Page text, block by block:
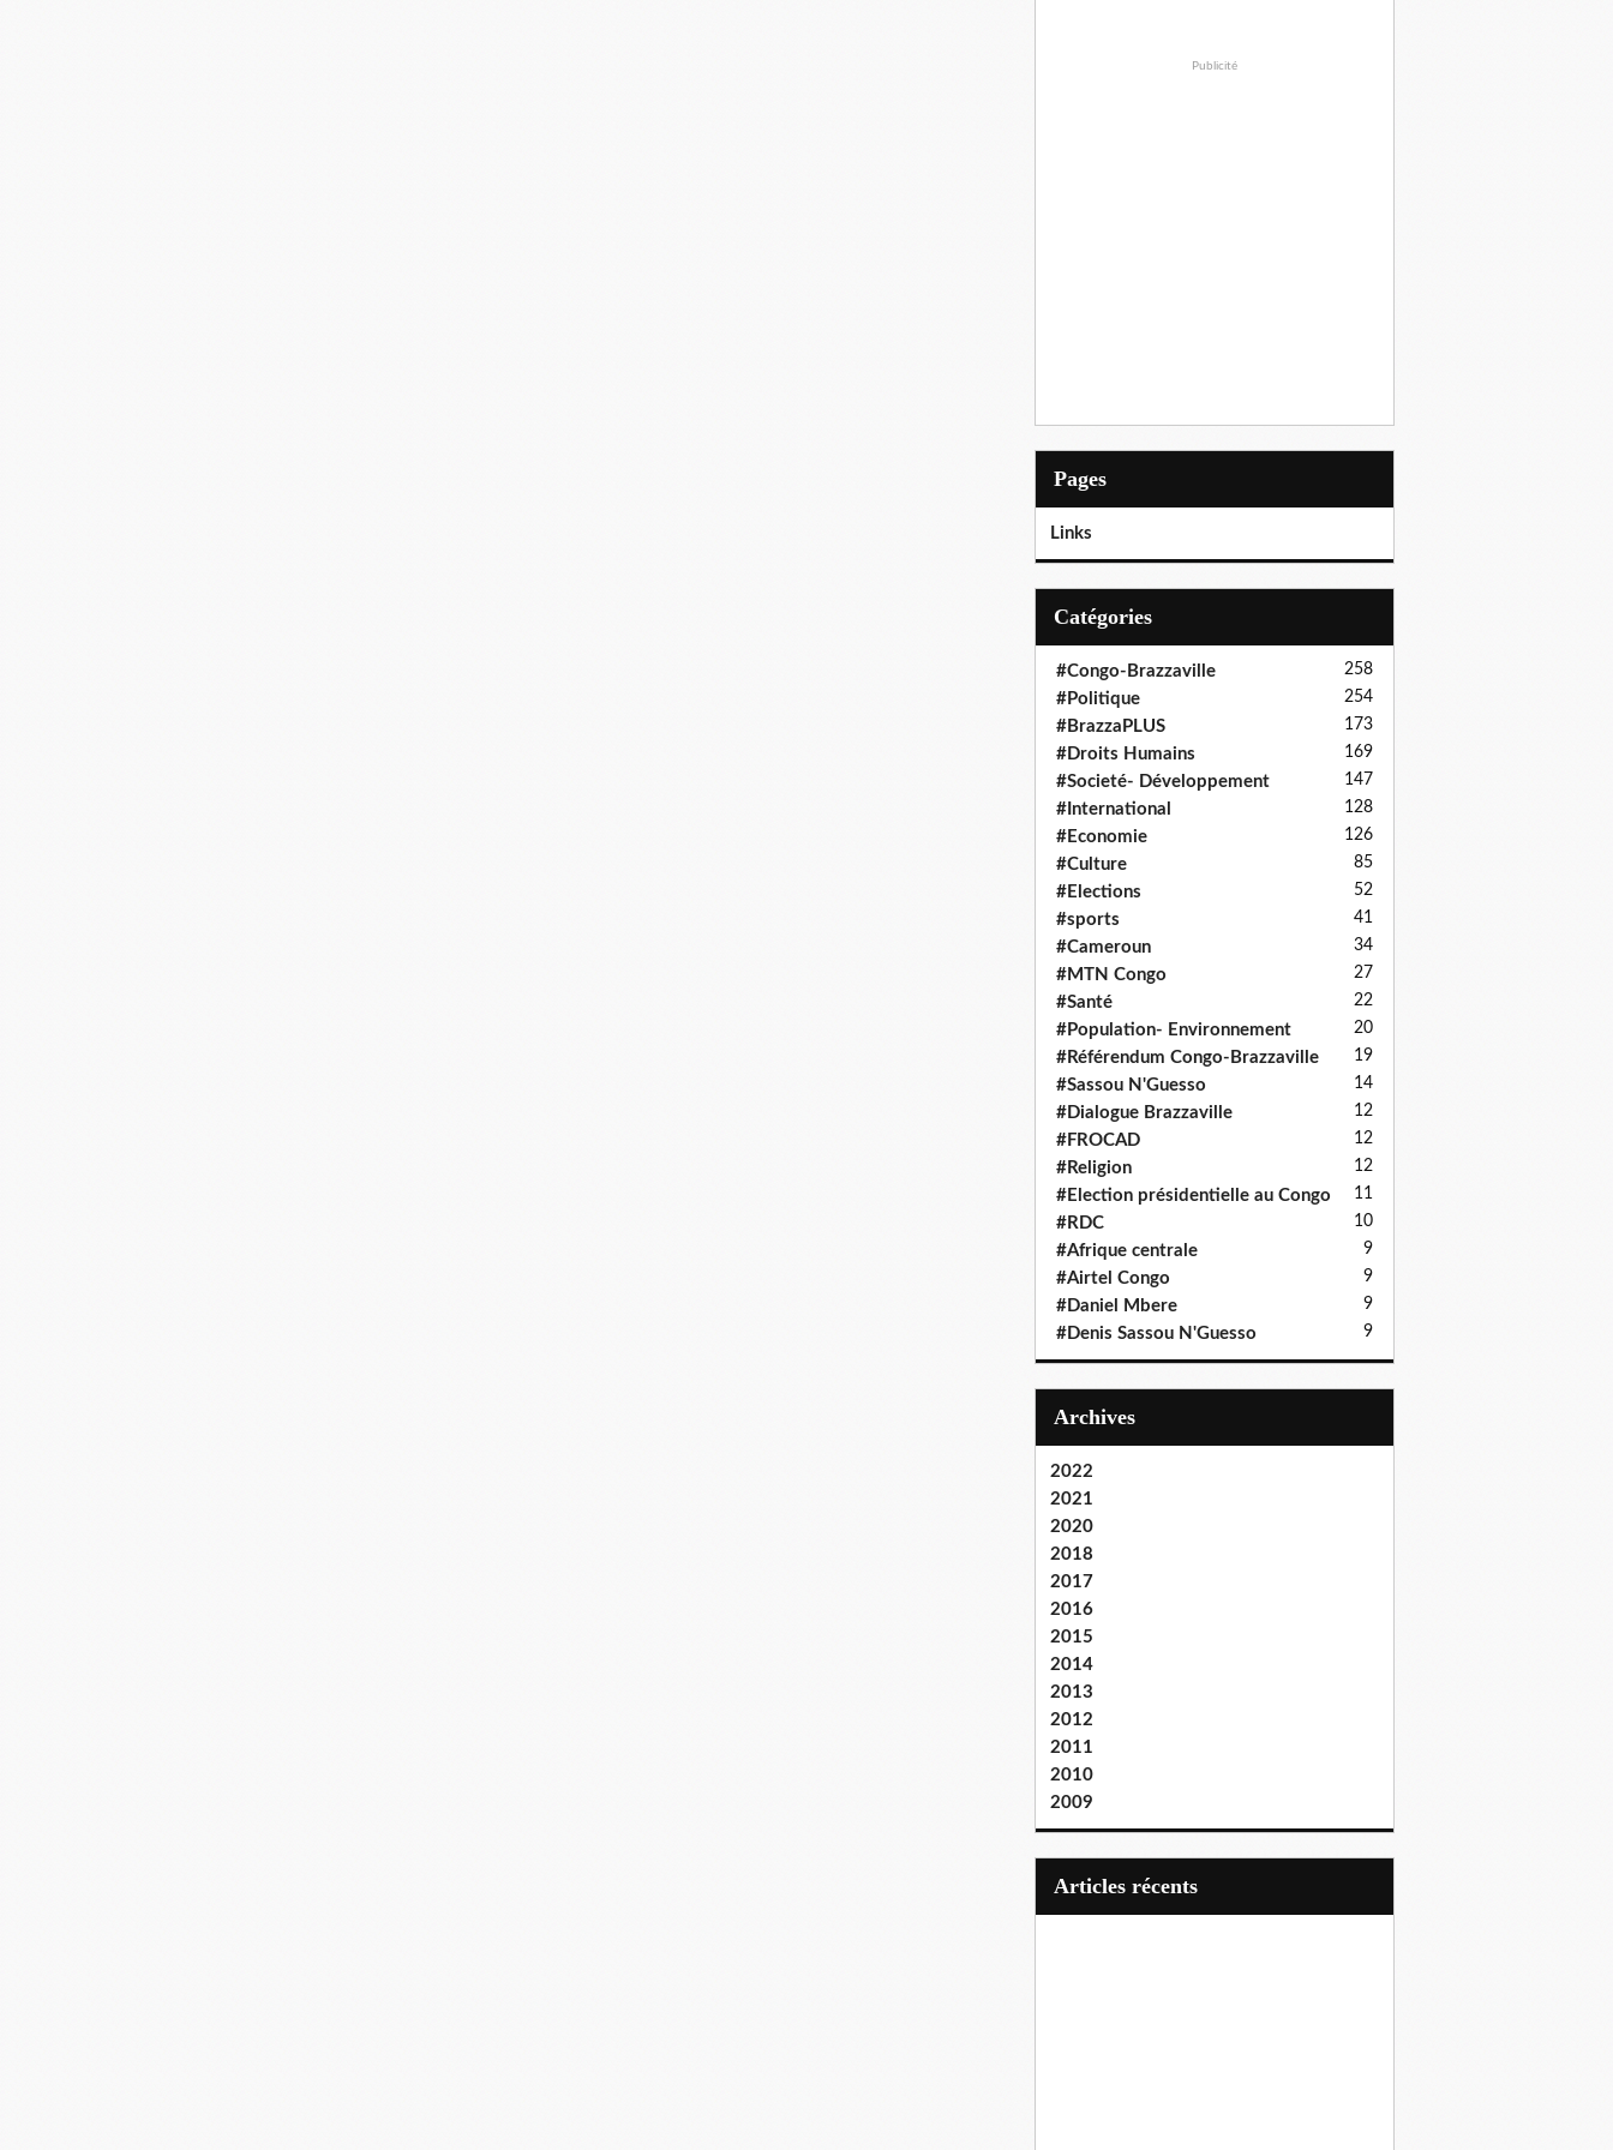
Publicité
Pages
Links
Catégories
#Congo-Brazzaville 258
#Politique 254
#BrazzaPLUS 173
#Droits Humains 169
#Societé- Développement 147
#International 128
#Economie 126
#Culture 85
#Elections 52
#sports 41
#Cameroun 34
#MTN Congo 27
#Santé 22
#Population- Environnement 20
#Référendum Congo-Brazzaville 19
#Sassou N'Guesso 14
#Dialogue Brazzaville 12
#FROCAD 12
#Religion 12
#Election présidentielle au Congo 11
#RDC 10
#Afrique centrale 9
#Airtel Congo 9
#Daniel Mbere 9
#Denis Sassou N'Guesso 9
Archives
2022
2021
2020
2018
2017
2016
2015
2014
2013
2012
2011
2010
2009
articles récents